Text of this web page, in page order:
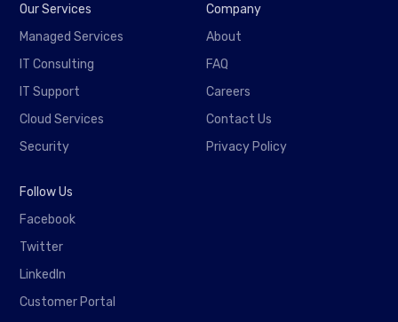
Our Services
Managed Services
IT Consulting
IT Support
Cloud Services
Security
Company
About
FAQ
Careers
Contact Us
Privacy Policy
Follow Us
Facebook
Twitter
LinkedIn
Customer Portal